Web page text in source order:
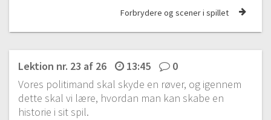
Forbrydere og scener i spillet
Lektion nr. 23 af 26 13:45
0
Vores politimand skal skyde en røver, og igennem
dette skal vi lære, hvordan man kan skabe en
historie i sit spil.
11:17
#10 Flere hop og points
10:59
Racer spil | Nu skal der fart på!
#11 Vi skal lave en racerbane